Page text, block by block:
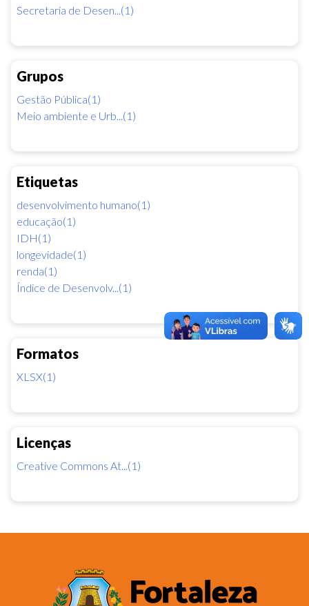
Secretaria de Desen...(1)
Grupos
Gestão Pública(1)
Meio ambiente e Urb...(1)
Etiquetas
desenvolvimento humano(1)
educação(1)
IDH(1)
longevidade(1)
renda(1)
Índice de Desenvolv...(1)
Formatos
XLSX(1)
Licenças
Creative Commons At...(1)